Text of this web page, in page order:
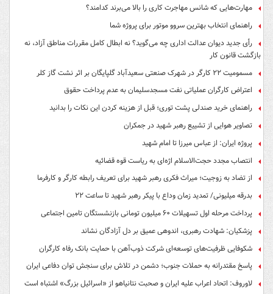
مهارت‌هایی که شانس مهاجرت کاری را بالا می‌برند کدامند؟
راهنمای انتخاب بهترین سروو موتور برای پروژه شما
رأی جدید دیوان عدالت اداری چه می‌گوید؟ نه ابطال کامل مقررات مناطق آزاد، نه
بازگشت قانون کار
مسمومیت ۲۲ کارگر در شهرک صنعتی سعیدآباد گلپایگان بر اثر نشت گاز کلر
اعتراض کارگران عملیاتی نفت مسجدسلیمان به عدم پرداخت حقوق
راهنمای خرید صندلی پشت توری؛ قبل از هزینه کردن این نکات را بدانید
تصاویر هوایی از تشییع رهبر شهید در جمکران
پروژه ایران: از عباس میرزا تا امام شهید
انتصاب مجدد حجت‌الاسلام اژه‌ای به ریاست قوه‌ قضائیه
از تضاد به زوجیت؛ میراث فکری رهبر شهید برای تعریف رابطه کارگر و کارفرما
بدرقه میلیونی/ تمدید زمان وداع با پیکر رهبر شهید تا ساعت ۲۲
پرداخت مرحله اول تسهیلات ۶۰ میلیون تومانی بازنشستگان تامین اجتماعی
پزشکیان: شهادت رهبری، اندوهی عمیق بر دل آزادگان نشاند
شکوفایی ظرفیت‌های توسعه‌ای شرکت ذوب‌آهن با حمایت‌ بانک رفاه کارگران
پاسخ مقتدرانه به حملات جنوب؛ دشمن در تلاش برای سنجش توان دفاعی ایران
لاوروف: اتحاد اعراب علیه ایران و صحبت نتانیاهو از «اسرائیل بزرگ» اشتباه است